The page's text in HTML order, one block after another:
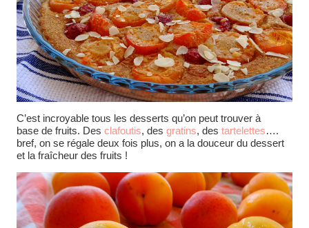
C’est incroyable tous les desserts qu’on peut trouver à
base de fruits. Des clafoutis, des gratins, des tartelettes….
bref, on se régale deux fois plus, on a la douceur du dessert
et la fraîcheur des fruits !